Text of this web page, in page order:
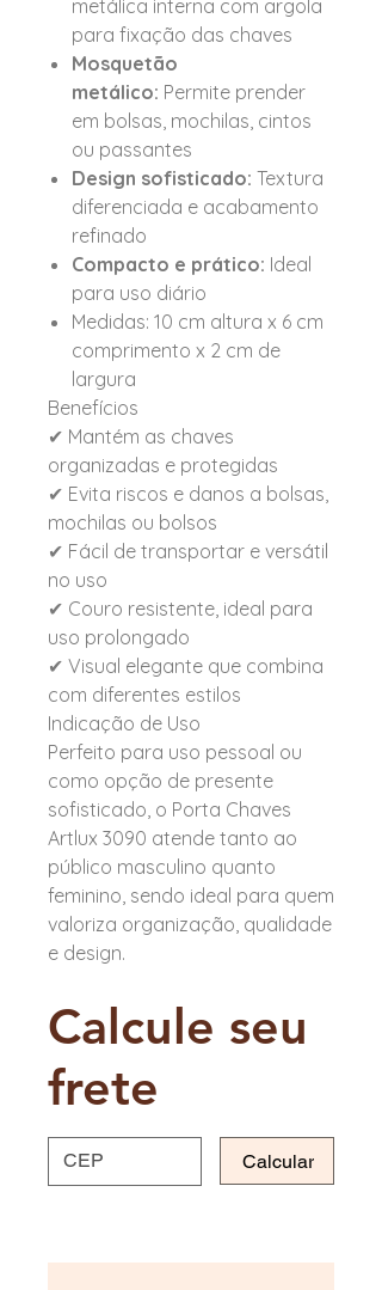
metálica interna com argola
para fixação das chaves
Mosquetão
metálico: Permite prender
em bolsas, mochilas, cintos
ou passantes
Design sofisticado: Textura
diferenciada e acabamento
refinado
Compacto e prático: Ideal
para uso diário
Medidas: 10 cm altura x 6 cm
comprimento x 2 cm de
largura
Benefícios
✔ Mantém as chaves
organizadas e protegidas
✔ Evita riscos e danos a bolsas,
mochilas ou bolsos
✔ Fácil de transportar e versátil
no uso
✔ Couro resistente, ideal para
uso prolongado
✔ Visual elegante que combina
com diferentes estilos
Indicação de Uso
Perfeito para uso pessoal ou
como opção de presente
sofisticado, o Porta Chaves
Artlux 3090 atende tanto ao
público masculino quanto
feminino, sendo ideal para quem
valoriza organização, qualidade
e design.
Calcule seu
frete
Calcular